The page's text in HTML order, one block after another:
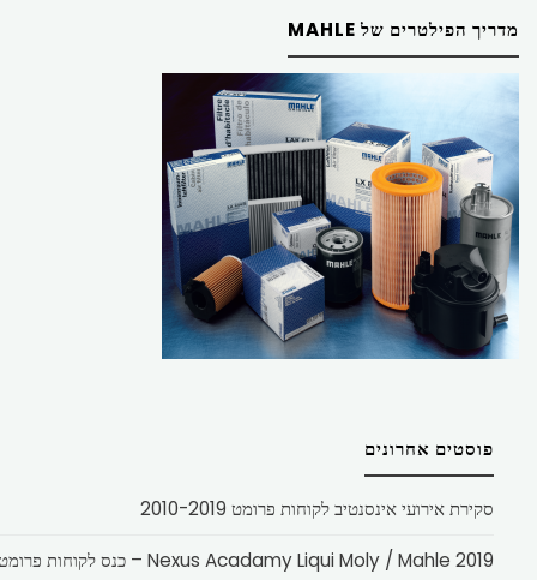
מדריך הפילטרים של MAHLE
פוסטים אחרונים
סקירת אירועי אינסנטיב לקוחות פרומט 2010-2019
Nexus Acadamy Liqui Moly / Mahle 2019 – כנס לקוחות פרומט